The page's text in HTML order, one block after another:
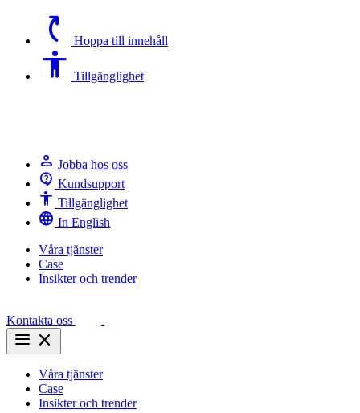
switch_access_shortcut Hoppa till innehåll
Accessibility Tillgänglighet
person Jobba hos oss
contact_support Kundsupport
Accessibility Tillgänglighet
language In English
Våra tjänster
Case
Insikter och trender
Kontakta oss
menu close
Våra tjänster
Case
Insikter och trender